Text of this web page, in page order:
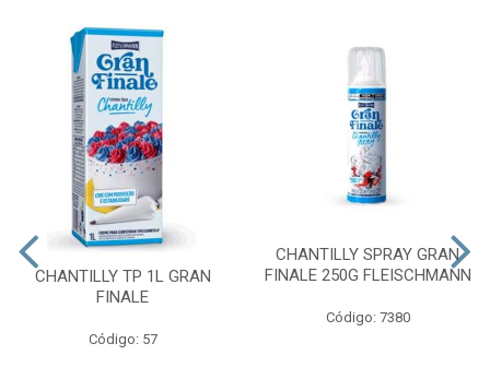
CHANTILLY TP 1L GRAN
FINALE
Código: 57
CHANTILLY SPRAY GRAN
FINALE 250G FLEISCHMANN
Código: 7380